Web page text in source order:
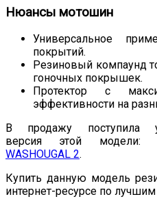
Нюансы мотошин
Универсальное
покрытий.
Резиновый компаунд
гоночных покрышек.
Протектор с
эффективности на
В продажу поступила
версия этой модели:
WASHOUGAL 2.
Купить данную модель
интернет-ресурсе по